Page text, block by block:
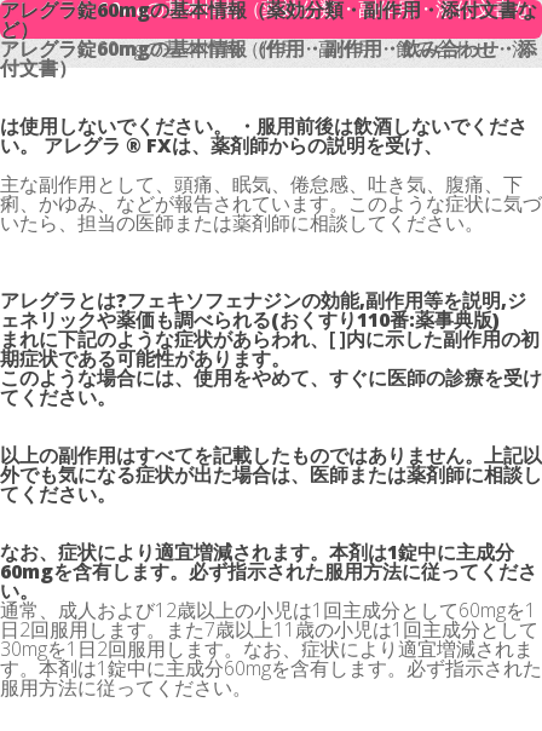
アレグラ錠60mgの基本情報（薬効分類・副作用・添付文書な
ど）
アレグラ錠60mgの基本情報（作用・副作用・飲み合わせ・添
付文書）
は使用しないでください。 ・服用前後は飲酒しないでくださ
い。 アレグラ ® FXは、薬剤師からの説明を受け、
主な副作用として、頭痛、眠気、倦怠感、吐き気、腹痛、下
痢、かゆみ、などが報告されています。このような症状に気づ
いたら、担当の医師または薬剤師に相談してください。
アレグラとは?フェキソフェナジンの効能,副作用等を説明,ジ
ェネリックや薬価も調べられる(おくすり110番:薬事典版)
まれに下記のような症状があらわれ、[ ]内に示した副作用の初
期症状である可能性があります。
このような場合には、使用をやめて、すぐに医師の診療を受け
てください。
以上の副作用はすべてを記載したものではありません。上記以
外でも気になる症状が出た場合は、医師または薬剤師に相談し
てください。
なお、症状により適宜増減されます。本剤は1錠中に主成分
60mgを含有します。必ず指示された服用方法に従ってくださ
い。
通常、成人および12歳以上の小児は1回主成分として60mgを1
日2回服用します。また7歳以上11歳の小児は1回主成分として
30mgを1日2回服用します。なお、症状により適宜増減されま
す。本剤は1錠中に主成分60mgを含有します。必ず指示された
服用方法に従ってください。
アレグラ錠60mgの基本情報（薬効分類・副作用・添付文書な
ど）
アレグラ錠60mgの基本情報（作用・副作用・飲み合わせ・添
付文書）